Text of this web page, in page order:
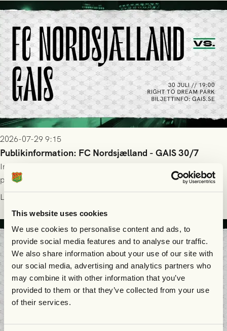
This website uses cookies
We use cookies to personalise content and ads, to
provide social media features and to analyse our traffic.
We also share information about your use of our site with
our social media, advertising and analytics partners who
may combine it with other information that you’ve
provided to them or that they’ve collected from your use
of their services.
2026-07-29 9:15
Publikinformation: FC Nordsjælland - GAIS 30/7
Information för dig som ska se FC Nordsjælland - GAIS på
plats på Right to Dream Park torsdagen den 30/7 kl. 19.00.
Läs mer